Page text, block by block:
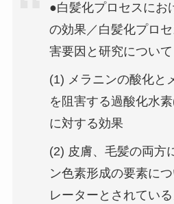
●白髪化プロセスにお
の効果／白髪化プロ
害要因と研究について
(1) メラニンの酸化と
を阻害する過酸化水
に対する効果
(2) 皮膚、毛髪の両方
ン色素形成の要素に
レーターとされてい